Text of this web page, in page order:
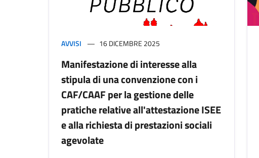
AVVISI 16 DICEMBRE 2025
Manifestazione di interesse alla
stipula di una convenzione con i
CAF/CAAF per la gestione delle
pratiche relative all'attestazione ISEE
e alla richiesta di prestazioni sociali
agevolate